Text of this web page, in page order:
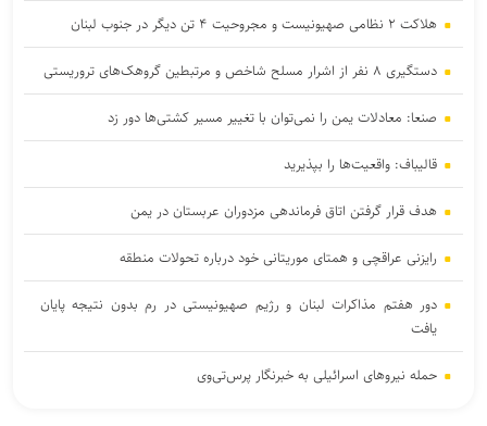
هلاکت ۲ نظامی صهیونیست و مجروحیت ۴ تن دیگر در جنوب لبنان
دستگیری ۸ نفر از اشرار مسلح شاخص و مرتبطین گروهک‌های تروریستی
صنعا: معادلات یمن را نمی‌توان با تغییر مسیر کشتی‌ها دور زد
قالیباف: واقعیت‌ها را بپذیرید
هدف قرار گرفتن اتاق‌ فرماندهی مزدوران عربستان در یمن
رایزنی عراقچی و همتای موریتانی خود درباره تحولات منطقه
دور هفتم مذاکرات لبنان و رژیم صهیونیستی در رم بدون نتیجه پایان
یافت
حمله نیروهای اسرائیلی به خبرنگار پرس‌تی‌وی